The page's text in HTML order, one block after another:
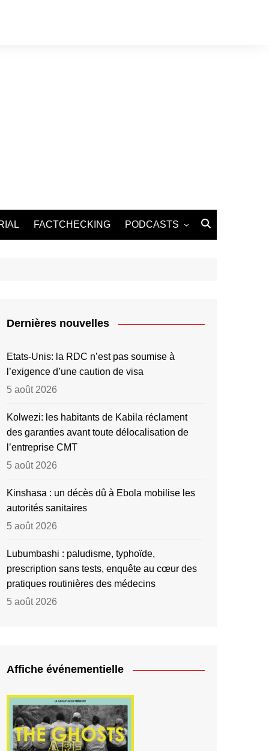
FACTCHECKING PODCASTS
Dernières nouvelles
Etats-Unis: la RDC n’est pas soumise à
l’exigence d’une caution de visa
5 août 2026
Kolwezi: les habitants de Kabila réclament
des garanties avant toute délocalisation de
l’entreprise CMT
5 août 2026
Kinshasa : un décès dû à Ebola mobilise les
autorités sanitaires
5 août 2026
Lubumbashi : paludisme, typhoïde,
prescription sans tests, enquête au cœur des
pratiques routinières des médecins
5 août 2026
Affiche événementielle